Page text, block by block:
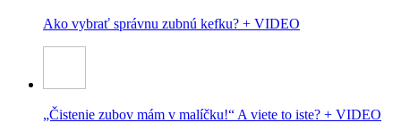
Ako vybrať správnu zubnú kefku? + VIDEO
„Čistenie zubov mám v malíčku!“ A viete to iste? + VIDEO